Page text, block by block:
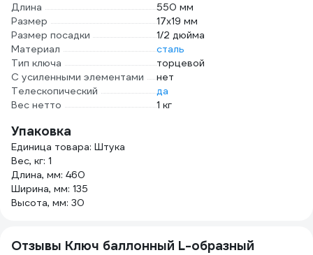
Длина
550 мм
Размер
17х19 мм
Размер посадки
1/2 дюйма
Материал
сталь
Тип ключа
торцевой
С усиленными элементами
нет
Телескопический
да
Вес нетто
1 кг
Упаковка
Единица товара: Штука
Вес, кг: 1
Длина, мм: 460
Ширина, мм: 135
Высота, мм: 30
Отзывы Ключ баллонный L-образный